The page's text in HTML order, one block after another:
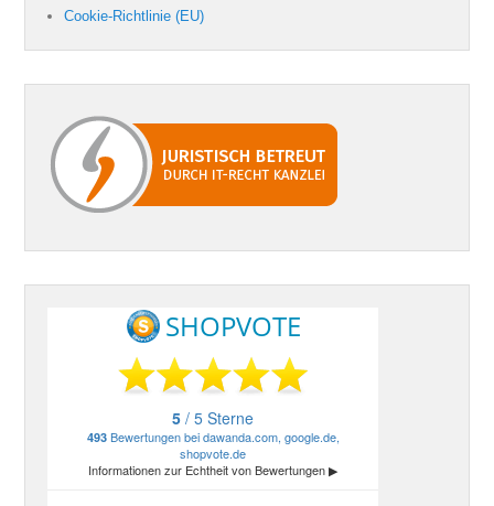
Cookie-Richtlinie (EU)